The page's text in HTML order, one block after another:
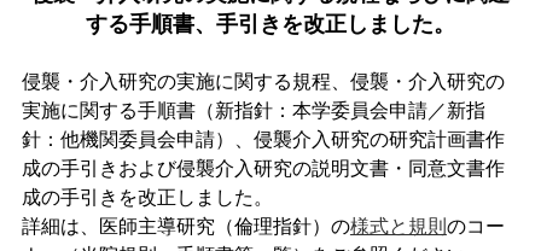
する手順書、手引きを改正しました。
侵襲・介入研究の実施に関する規程、侵襲・介入研究の
実施に関する手順書（新指針：本学委員会申請／新指
針：他機関委員会申請）、侵襲介入研究の研究計画書作
成の手引きおよび侵襲介入研究の説明文書・同意文書作
成の手引きを改正しました。
詳細は、医師主導研究（倫理指針）の様式と規則 のコー